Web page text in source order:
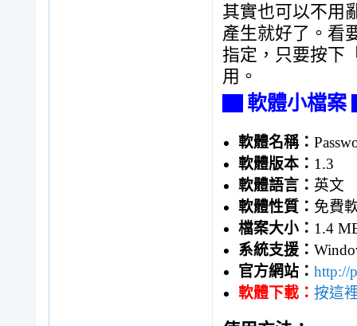
其實也可以不用
產生就好了。看
指定，只要按下
用。
▇ 軟體小檔
軟體名稱：
軟體版本： 1.3
軟體語言： 英文
軟體性質： 免費
檔案大小： 1.4
系統支援：
官方網站： http://
軟體下載： 按這